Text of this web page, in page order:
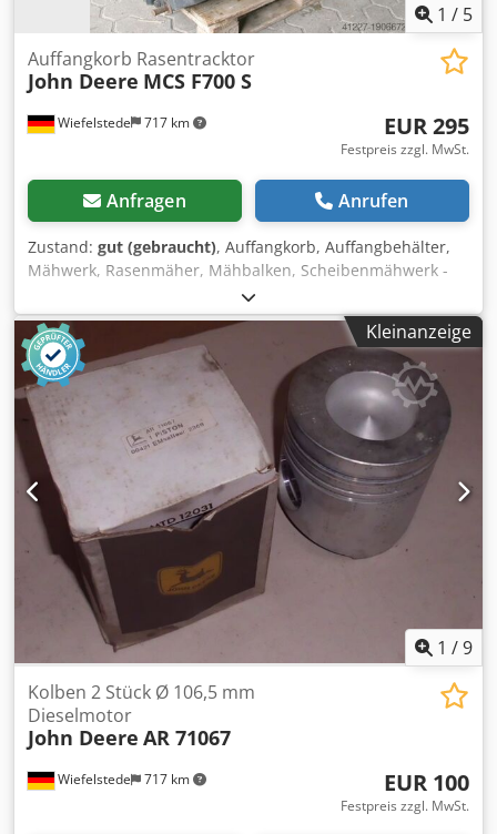
1 / 5
Wiefelstede 717 km
Auffangkorb Rasentracktor
John Deere MCS F700 S
EUR 295
Festpreis zzgl. MwSt.
Anfragen Anrufen
Zustand: gut (gebraucht), Auffangkorb, Auffangbehälter,
Mähwerk, Rasenmäher, Mähbalken, Scheibenmähwerk -
ohne Gebläse -für Seitenauswurf -Abmessungen:
1500/800/H1400 mm Dsdpfx Aheb Ig Uujkjck -Gewicht: 100
kg
Kleinanzeige
1 /9
Wiefelstede 717 km
Kolben 2 Stück Ø 106,5 mm
Dieselmotor
John Deere AR 71067
EUR 100
Festpreis zzgl. MwSt.